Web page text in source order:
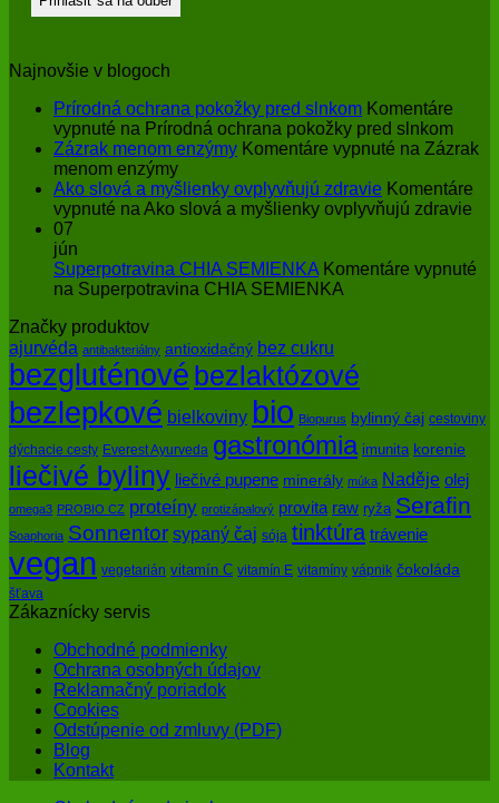
Najnovšie v blogoch
Prírodná ochrana pokožky pred slnkom Komentáre
vypnuté na Prírodná ochrana pokožky pred slnkom
Zázrak menom enzýmy Komentáre vypnuté na Zázrak
menom enzýmy
Ako slová a myšlienky ovplyvňujú zdravie Komentáre
vypnuté na Ako slová a myšlienky ovplyvňujú zdravie
07
jún
Superpotravina CHIA SEMIENKA Komentáre vypnuté
na Superpotravina CHIA SEMIENKA
Značky produktov
ajurvéda antibakteriálny antioxidačný bez cukru
bezgluténové bezlaktózové
bezlepkové bielkoviny bio Biopurus bylinný čaj cestoviny
dýchacie cesty Everest Ayurveda gastronómia imunita korenie
liečivé byliny liečivé pupene minerály múka Naděje olej
omega3 PROBIO CZ proteíny protizápalový provita raw ryža Serafin
Soaphoria Sonnentor sypaný čaj sója tinktúra trávenie
vegan vegetarián vitamín C vitamín E vitamíny vápnik čokoláda
šťava
Zákaznícky servis
Obchodné podmienky
Ochrana osobných údajov
Reklamačný poriadok
Cookies
Odstúpenie od zmluvy (PDF)
Blog
Kontakt